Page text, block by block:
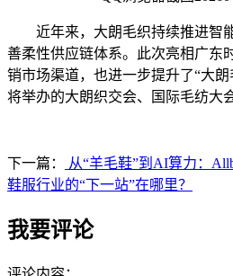
近年来，大朗毛织持续推进智
善柔性供应链体系。此次亮相广东
销市场渠道，也进一步提升了“大
将举办的大朗织交会、国际毛纺大
下一篇：
从“羊毛鞋”到AI算力：
鞋服行业的“下一站”在哪里？
我要评论